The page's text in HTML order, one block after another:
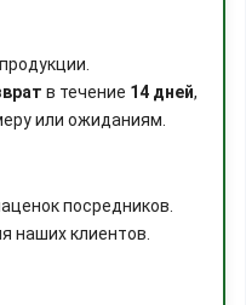
в течение 14 дней,
или ожиданиям.
посредников.
наших клиентов.